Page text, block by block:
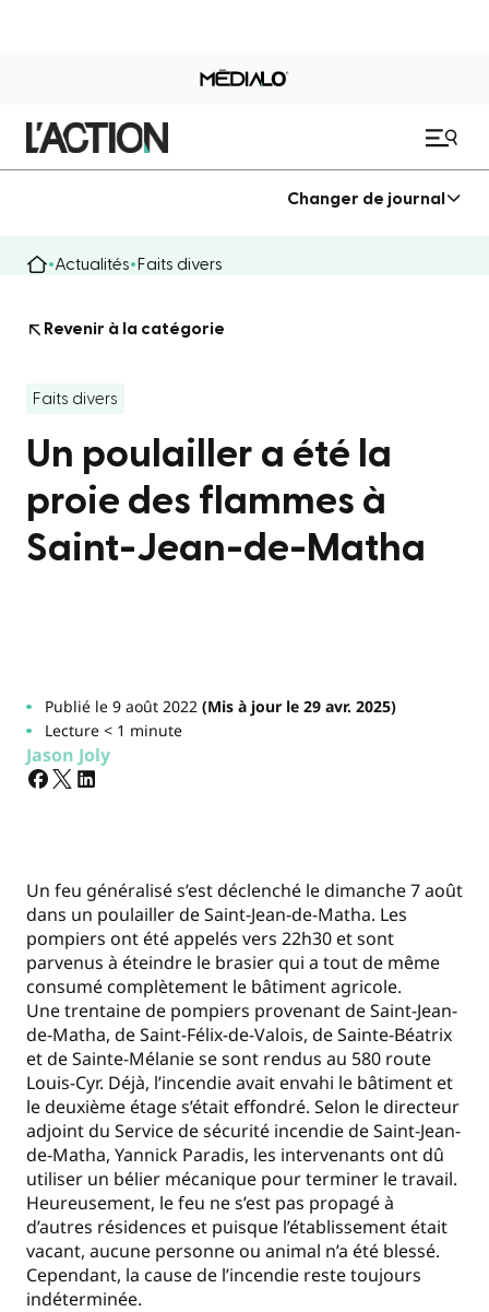
Changer de journal
Actualités Faits divers
Revenir à la catégorie
Faits divers
Un poulailler a été la
proie des flammes à
Saint-Jean-de-Matha
Publié le 9 août 2022(Mis à jour le 29 avr. 2025)
Lecture < 1 minute
Jason Joly
Un feu généralisé s’est déclenché le dimanche 7 août
dans un poulailler de Saint-Jean-de-Matha. Les
pompiers ont été appelés vers 22h30 et sont
parvenus à éteindre le brasier qui a tout de même
consumé complètement le bâtiment agricole.
Une trentaine de pompiers provenant de Saint-Jean-
de-Matha, de Saint-Félix-de-Valois, de Sainte-Béatrix
et de Sainte-Mélanie se sont rendus au 580 route
Louis-Cyr. Déjà, l’incendie avait envahi le bâtiment et
le deuxième étage s’était effondré. Selon le directeur
adjoint du Service de sécurité incendie de Saint-Jean-
de-Matha, Yannick Paradis, les intervenants ont dû
utiliser un bélier mécanique pour terminer le travail.
Heureusement, le feu ne s’est pas propagé à
d’autres résidences et puisque l’établissement était
vacant, aucune personne ou animal n’a été blessé.
Cependant, la cause de l’incendie reste toujours
indéterminée.